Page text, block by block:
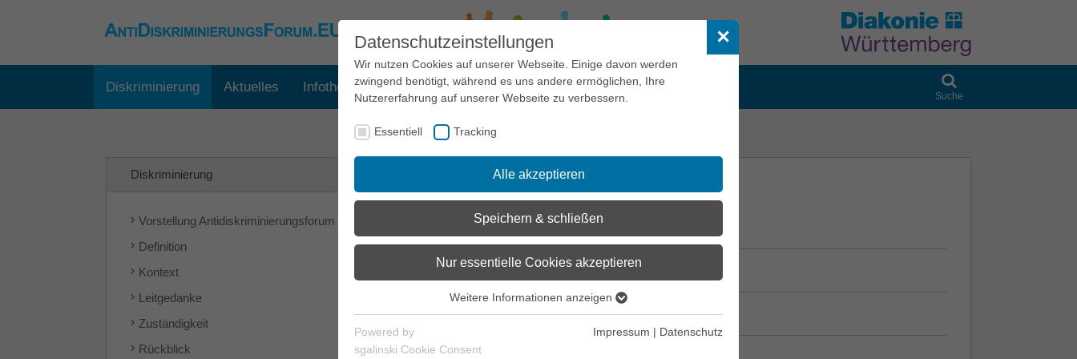
Diskriminierung Aktuelles Infothek Sensibilisierung Recht Links Zivilcourage
Suche
Antidiskriminierungsforum
Petition
2019
2018
Diskriminierung
Vorstellung Antidiskriminierungsforum
Definition
Kontext
Leitgedanke
Zuständigkeit
Rückblick
✕
Datenschutzeinstellungen
Wir nutzen Cookies auf unserer Webseite. Einige davon werden
zwingend benötigt, während es uns andere ermöglichen, Ihre
Nutzererfahrung auf unserer Webseite zu verbessern.
Essentiell Tracking
Alle akzeptieren
Speichern & schließen
Nur essentielle Cookies akzeptieren
Essentielle Cookies werden für grundlegende Funktionen der
Webseite benötigt. Dadurch ist gewährleistet, dass die Webseite
Weitere Informationen anzeigen
Powered by
sgalinski Cookie Consent
Impressum | Datenschutz